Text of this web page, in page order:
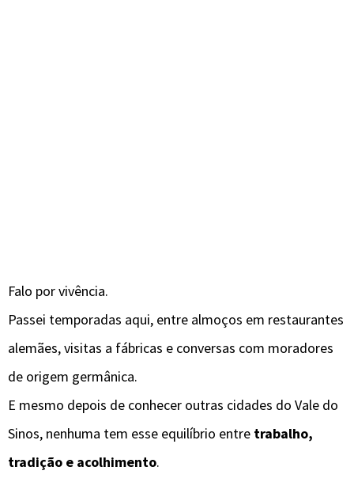
Falo por vivência.
Passei temporadas aqui, entre almoços em restaurantes
alemães, visitas a fábricas e conversas com moradores
de origem germânica.
E mesmo depois de conhecer outras cidades do Vale do
Sinos, nenhuma tem esse equilíbrio entre trabalho,
tradição e acolhimento.